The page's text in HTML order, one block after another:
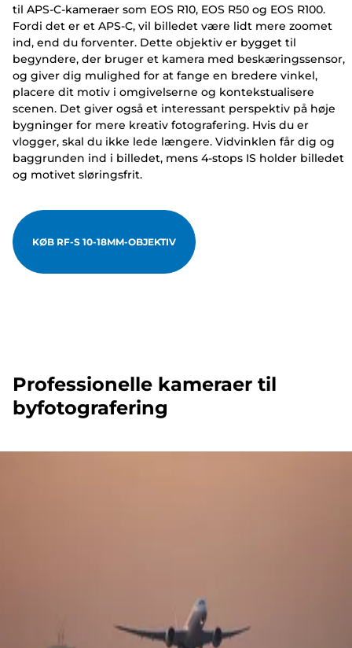
til APS-C-kameraer som EOS R10, EOS R50 og EOS R100.
Fordi det er et APS-C, vil billedet være lidt mere zoomet
ind, end du forventer. Dette objektiv er bygget til
begyndere, der bruger et kamera med beskæringssensor,
og giver dig mulighed for at fange en bredere vinkel,
placere dit motiv i omgivelserne og kontekstualisere
scenen. Det giver også et interessant perspektiv på høje
bygninger for mere kreativ fotografering. Hvis du er
vlogger, skal du ikke lede længere. Vidvinklen får dig og
baggrunden ind i billedet, mens 4-stops IS holder billedet
og motivet sløringsfrit.
KØB RF-S 10-18MM-OBJEKTIV
Professionelle kameraer til
byfotografering